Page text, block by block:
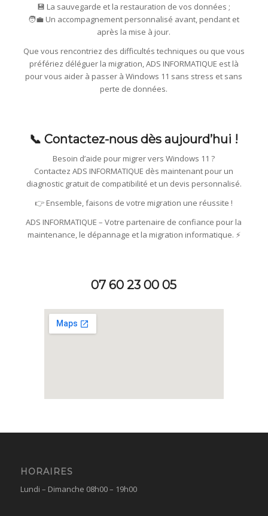
💾 La sauvegarde et la restauration de vos données ;
🧑‍💼 Un accompagnement personnalisé avant, pendant et
après la mise à jour.
Que vous rencontriez des difficultés techniques ou que vous
préfériez déléguer la migration, ADS INFORMATIQUE est là
pour vous aider à passer à Windows 11 sans stress et sans
perte de données.
📞 Contactez-nous dès aujourd’hui !
Besoin d’aide pour migrer vers Windows 11 ?
Contactez ADS INFORMATIQUE dès maintenant pour un
diagnostic gratuit de compatibilité et un devis personnalisé.
👉 Ensemble, faisons de votre migration une réussite !
ADS INFORMATIQUE – Votre partenaire de confiance pour la
maintenance, le dépannage et la migration informatique. ⚡
07 60 23 00 05
HORAIRES
Lundi – Dimanche 08h00 – 19h00